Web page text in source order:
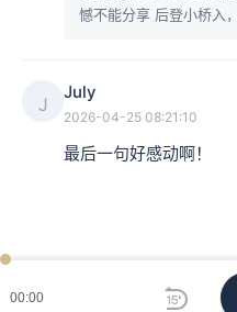
00:00
憾不能分享 后登小桥入，
J
July
2026-04-25 08:21:10
最后一句好感动啊！